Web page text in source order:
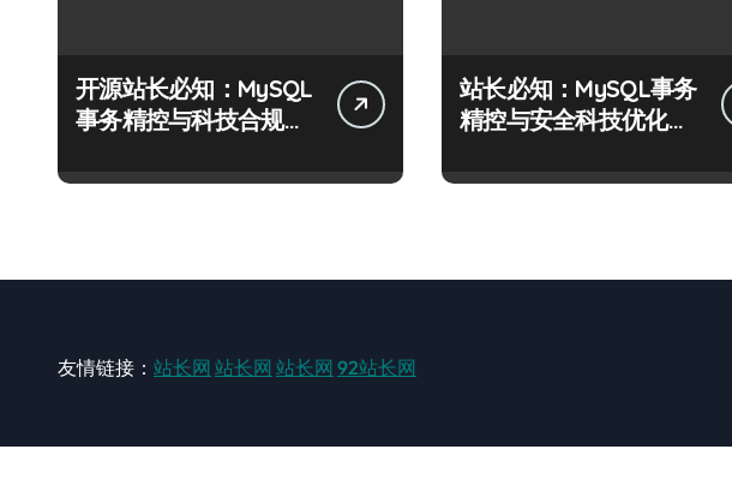
开源站长必知：MySQL
事务精控与科技合规风
站长必知：MySQL事务
精控与安全科技优化实
友情链接： 站长网 站长网 站长网 92站长网